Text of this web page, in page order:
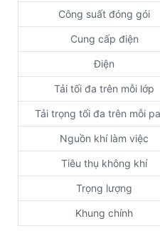
Công suất đóng gói
Cung cấp điện
Điện
Tải tối đa trên mỗi lớp
Tải trọng tối đa trên mỗi
Nguồn khí làm việc
Tiêu thụ không khí
Trọng lượng
Khung chính